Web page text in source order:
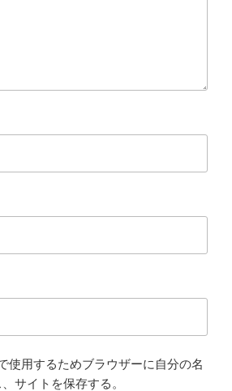
使用するためブラウザーに自分の名
サイトを保存する。